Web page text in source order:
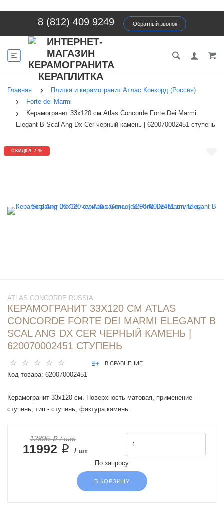
8 (812) 409 9249 Обратный звонок
Главная
Плитка и керамогранит Атлас Конкорд (Россия)
Forte dei Marmi
Керамогранит 33x120 см Atlas Concorde Forte Dei Marmi
Elegant B Scal Ang Dx Cer черный камень | 620070002451 ступень
СКИДКА 7 %
ATLAS CONCORDE RUSSIA
КЕРАМОГРАНИТ 33X120 СМ ATLAS
CONCORDE FORTE DEI MARMI ELEGANT B
SCAL ANG DX CER ЧЕРНЫЙ КАМЕНЬ |
620070002451 СТУПЕНЬ
В СРАВНЕНИЕ
Код товара: 620070002451
Керамогранит 33x120 см. Поверхность матовая, применение -
ступень, тип - ступень, фактура камень.
12895 ₽/ шт
11992 ₽ / шт
По запросу
В КОРЗИНУ